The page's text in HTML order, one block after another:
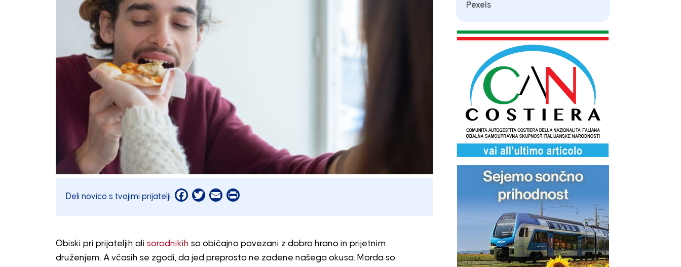
Deli novico s tvojimi prijatelji Facebook
Twitter
EmailPrint
Obiski pri prijateljih ali sorodnikih so običajno povezani z dobro hrano in prijetnim
druženjem. A včasih se zgodi, da jed preprosto ne zadene našega okusa. Morda so
Pexels